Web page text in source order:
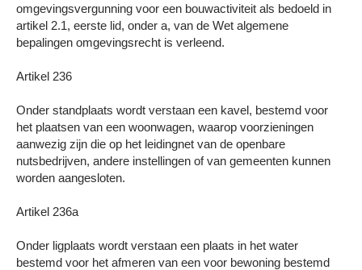
omgevingsvergunning voor een bouwactiviteit als bedoeld in
artikel 2.1, eerste lid, onder a, van de Wet algemene
bepalingen omgevingsrecht is verleend.
Artikel 236
Onder standplaats wordt verstaan een kavel, bestemd voor
het plaatsen van een woonwagen, waarop voorzieningen
aanwezig zijn die op het leidingnet van de openbare
nutsbedrijven, andere instellingen of van gemeenten kunnen
worden aangesloten.
Artikel 236a
Onder ligplaats wordt verstaan een plaats in het water
bestemd voor het afmeren van een voor bewoning bestemd